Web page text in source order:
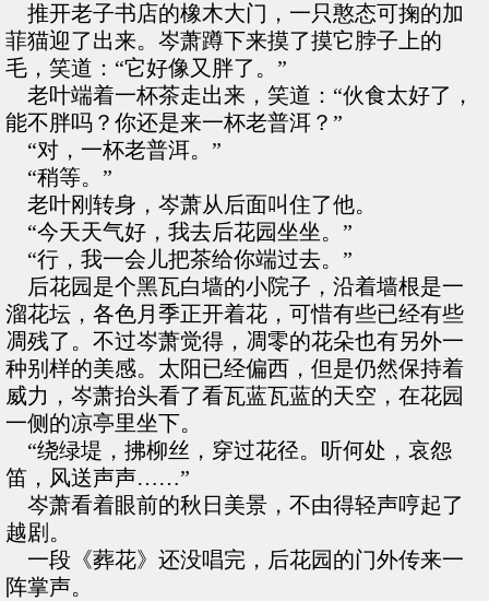
推开老子书店的橡木大门，一只憨态可掬的加
菲猫迎了出来。岑萧蹲下来摸了摸它脖子上的
毛，笑道：“它好像又胖了。”
老叶端着一杯茶走出来，笑道：“伙食太好了，
能不胖吗？你还是来一杯老普洱？”
“对，一杯老普洱。”
“稍等。”
老叶刚转身，岑萧从后面叫住了他。
“今天天气好，我去后花园坐坐。”
“行，我一会儿把茶给你端过去。”
后花园是个黑瓦白墙的小院子，沿着墙根是一
溜花坛，各色月季正开着花，可惜有些已经有些
凋残了。不过岑萧觉得，凋零的花朵也有另外一
种别样的美感。太阳已经偏西，但是仍然保持着
威力，岑萧抬头看了看瓦蓝瓦蓝的天空，在花园
一侧的凉亭里坐下。
“绕绿堤，拂柳丝，穿过花径。听何处，哀怨
笛，风送声声……”
岑萧看着眼前的秋日美景，不由得轻声哼起了
越剧。
一段《葬花》还没唱完，后花园的门外传来一
阵掌声。